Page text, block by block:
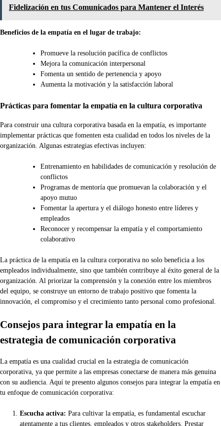
Fidelización en tus Comunicados para Mantener el Interés
Beneficios de la empatía en el lugar de trabajo:
Promueve la resolución pacífica de conflictos
Mejora la comunicación interpersonal
Fomenta un sentido de pertenencia y apoyo
Aumenta la motivación y la satisfacción laboral
Prácticas para fomentar la empatía en la cultura corporativa
Para construir una cultura corporativa basada en la empatía, es importante
implementar prácticas que fomenten esta cualidad en todos los niveles de la
organización. Algunas estrategias efectivas incluyen:
Entrenamiento en habilidades de comunicación y resolución de
conflictos
Programas de mentoría que promuevan la colaboración y el
apoyo mutuo
Fomentar la apertura y el diálogo honesto entre líderes y
empleados
Reconocer y recompensar la empatía y el comportamiento
colaborativo
La práctica de la empatía en la cultura corporativa no solo beneficia a los
empleados individualmente, sino que también contribuye al éxito general de la
organización. Al priorizar la comprensión y la conexión entre los miembros
del equipo, se construye un entorno de trabajo positivo que fomenta la
innovación, el compromiso y el crecimiento tanto personal como profesional.
Consejos para integrar la empatía en la
estrategia de comunicación corporativa
La empatía es una cualidad crucial en la estrategia de comunicación
corporativa, ya que permite a las empresas conectarse de manera más genuina
con su audiencia. Aquí te presento algunos consejos para integrar la empatía en
tu enfoque de comunicación corporativa:
Escucha activa: Para cultivar la empatía, es fundamental escuchar
atentamente a tus clientes, empleados y otros stakeholders. Prestar